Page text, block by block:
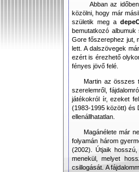
Abban az
közölni, hogy már
születik meg a
bemutatkozó
Gore főszerephez jut,
lett. A dalszövegek
ezért is érezhető
fényes jövő felé.
Martin az összes
szerelemről,
játékokról ír, ezeket
(1983-1995 között) és
ellenállhatatlan.
Magánélete már
folyamán három
(2002). Útjaik
menekül, melyet
csillogását. A